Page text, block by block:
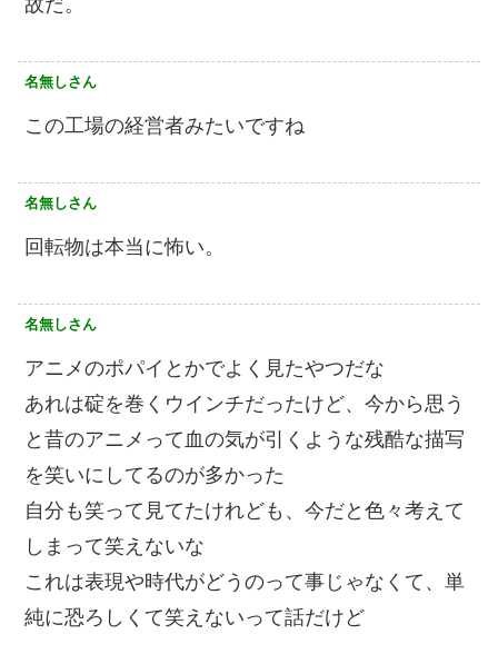
名無しさん
この工場の経営者みたいですね
名無しさん
回転物は本当に怖い。
名無しさん
アニメのポパイとかでよく見たやつだな
あれは碇を巻くウインチだったけど、今から思う
と昔のアニメって血の気が引くような残酷な描写
を笑いにしてるのが多かった
自分も笑って見てたけれども、今だと色々考えて
しまって笑えないな
これは表現や時代がどうのって事じゃなくて、単
純に恐ろしくて笑えないって話だけど